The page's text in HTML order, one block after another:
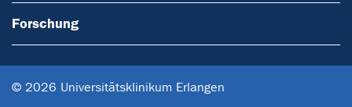
Forschung
© 2026 Universitätsklinikum Erlangen